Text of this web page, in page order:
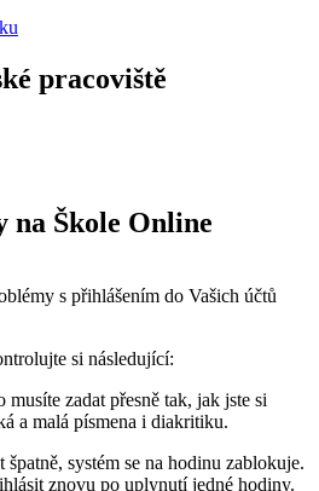
pracoviště
na Škole Online
s přihlášením do Vašich účtů
si následující:
zadat přesně tak, jak jste si
a malá písmena i diakritiku.
systém se na hodinu zablokuje.
znovu po uplynutí jedné hodiny.